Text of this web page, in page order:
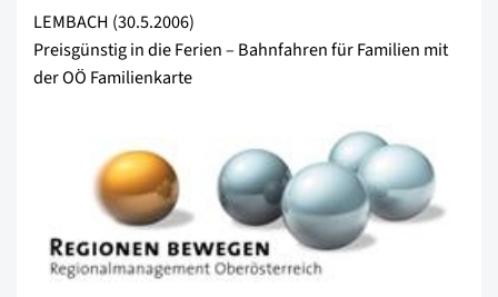
LEMBACH (30.5.2006)
Preisgünstig in die Ferien – Bahnfahren für Familien mit
der OÖ Familienkarte